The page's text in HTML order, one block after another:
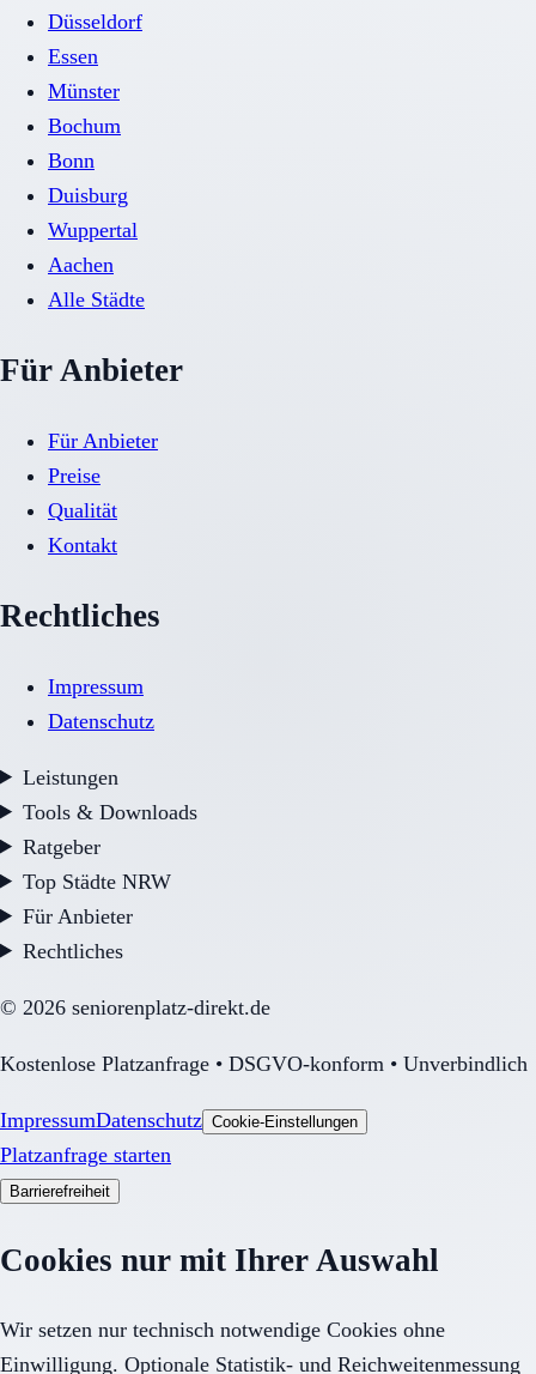
Düsseldorf
Essen
Münster
Bochum
Bonn
Duisburg
Wuppertal
Aachen
Alle Städte
Für Anbieter
Für Anbieter
Preise
Qualität
Kontakt
Rechtliches
Impressum
Datenschutz
Leistungen
Tools & Downloads
Ratgeber
Top Städte NRW
Für Anbieter
Rechtliches
© 2026 seniorenplatz-direkt.de
Kostenlose Platzanfrage • DSGVO-konform • Unverbindlich
ImpressumDatenschutz Cookie-Einstellungen
Platzanfrage starten
Barrierefreiheit
Cookies nur mit Ihrer Auswahl
Wir setzen nur technisch notwendige Cookies ohne
Einwilligung. Optionale Statistik- und Reichweitenmessung